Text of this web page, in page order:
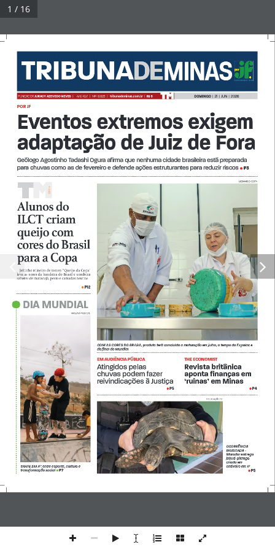
Pular
o
conteúdo
Tribuna Impressa
© 2026 Tribuna Impressa• Built withGeneratePress
• DIA MUNDIAL
Geólogo Agostinho Tadashi Ogura afirma que nenhuma cidade brasileira está preparada
para chuvas como as de fevereiro e defende ações estruturantes para reduzir riscos • P3
Eventos extremos exigem
adaptação de Juiz de Fora
POR JF
• P12
Alunos do
ILCT criam
queijo com
cores do Brasil
para a Copa
DO
IS +
LEONARDO COSTA
FUNDADOR JURACY AZEVEDO NEVES | Ano XLV   |   Nº  9.923   | tribunademinas.com.br
  |
R$ 5 DOMINGO |  21  |  JUN  |  2026
SKATE EM JF: entre esporte, cultura e
transformação social • P7
Atingidos pelas
chuvas podem fazer
reivindicações à Justiça
• P5
EM AUDIÊNCIA PÚBLICA
Revista britânica
aponta finanças em
‘ruínas’ em Minas
• P4
THE ECONOMIST
OCORRÊNCIA
INUSITADA -
Morador entrega
jabuti-piranga
criada em
cativeiro em JF
• P5
DIVULGAÇÃO PJF
ARQUIVO PESSOAL
COM AS CORES DO BRASIL, produto terá concluído a maturação em julho, a tempo do Expolac e
da final do Mundial
Jeitinho mineiro de torcer: “Queijo da Copa”
leva as cores da bandeira do Brasil e combina
sabores de maracujá, pesto e camadas neutras
1 / 16